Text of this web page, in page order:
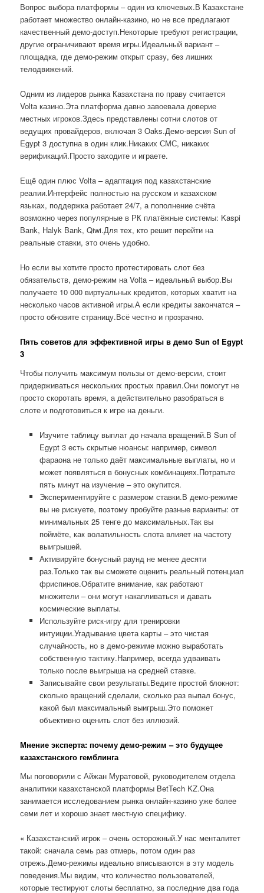
Вопрос выбора платформы – один из ключевых.В Казахстане
работает множество онлайн-казино, но не все предлагают
качественный демо-доступ.Некоторые требуют регистрации,
другие ограничивают время игры.Идеальный вариант –
площадка, где демо-режим открыт сразу, без лишних
телодвижений.
Одним из лидеров рынка Казахстана по праву считается
Volta казино.Эта платформа давно завоевала доверие
местных игроков.Здесь представлены сотни слотов от
ведущих провайдеров, включая 3 Oaks.Демо-версия Sun of
Egypt 3 доступна в один клик.Никаких СМС, никаких
верификаций.Просто заходите и играете.
Ещё один плюс Volta – адаптация под казахстанские
реалии.Интерфейс полностью на русском и казахском
языках, поддержка работает 24/7, а пополнение счёта
возможно через популярные в РК платёжные системы: Kaspi
Bank, Halyk Bank, Qiwi.Для тех, кто решит перейти на
реальные ставки, это очень удобно.
Но если вы хотите просто протестировать слот без
обязательств, демо-режим на Volta – идеальный выбор.Вы
получаете 10 000 виртуальных кредитов, которых хватит на
несколько часов активной игры.А если кредиты закончатся –
просто обновите страницу.Всё честно и прозрачно.
Пять советов для эффективной игры в демо Sun of Egypt
3
Чтобы получить максимум пользы от демо-версии, стоит
придерживаться нескольких простых правил.Они помогут не
просто скоротать время, а действительно разобраться в
слоте и подготовиться к игре на деньги.
Изучите таблицу выплат до начала вращений.В Sun of
Egypt 3 есть скрытые нюансы: например, символ
фараона не только даёт максимальные выплаты, но и
может появляться в бонусных комбинациях.Потратьте
пять минут на изучение – это окупится.
Экспериментируйте с размером ставки.В демо-режиме
вы не рискуете, поэтому пробуйте разные варианты: от
минимальных 25 тенге до максимальных.Так вы
поймёте, как волатильность слота влияет на частоту
выигрышей.
Активируйте бонусный раунд не менее десяти
раз.Только так вы сможете оценить реальный потенциал
фриспинов.Обратите внимание, как работают
множители – они могут накапливаться и давать
космические выплаты.
Используйте риск-игру для тренировки
интуиции.Угадывание цвета карты – это чистая
случайность, но в демо-режиме можно выработать
собственную тактику.Например, всегда удваивать
только после выигрыша на средней ставке.
Записывайте свои результаты.Ведите простой блокнот:
сколько вращений сделали, сколько раз выпал бонус,
какой был максимальный выигрыш.Это поможет
объективно оценить слот без иллюзий.
Мнение эксперта: почему демо-режим – это будущее
казахстанского гемблинга
Мы поговорили с Айжан Муратовой, руководителем отдела
аналитики казахстанской платформы BetTech KZ.Она
занимается исследованием рынка онлайн-казино уже более
семи лет и хорошо знает местную специфику.
« Казахстанский игрок – очень осторожный.У нас менталитет
такой: сначала семь раз отмерь, потом один раз
отрежь.Демо-режимы идеально вписываются в эту модель
поведения.Мы видим, что количество пользователей,
которые тестируют слоты бесплатно, за последние два года